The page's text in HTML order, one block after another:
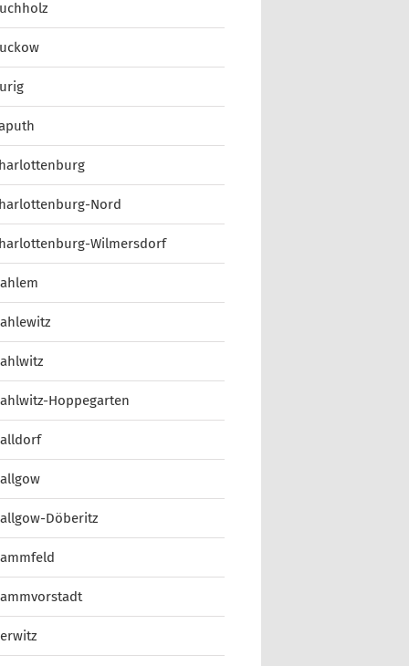
Nord
Wilmersdorf
Hoppegarten
Döberitz